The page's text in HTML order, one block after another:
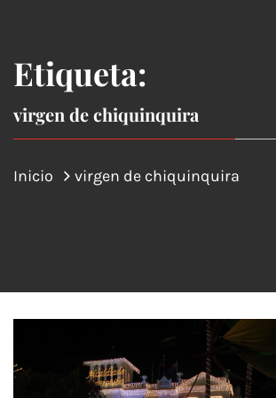
Etiqueta:
virgen de chiquinquira
Inicio virgen de chiquinquira